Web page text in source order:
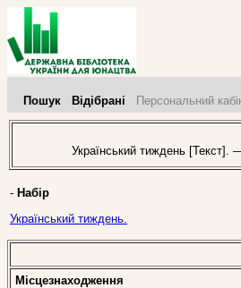
Пошук Відібрані Персональний
Український тиждень
- Набір
Український тиждень.
Місцезнаходження